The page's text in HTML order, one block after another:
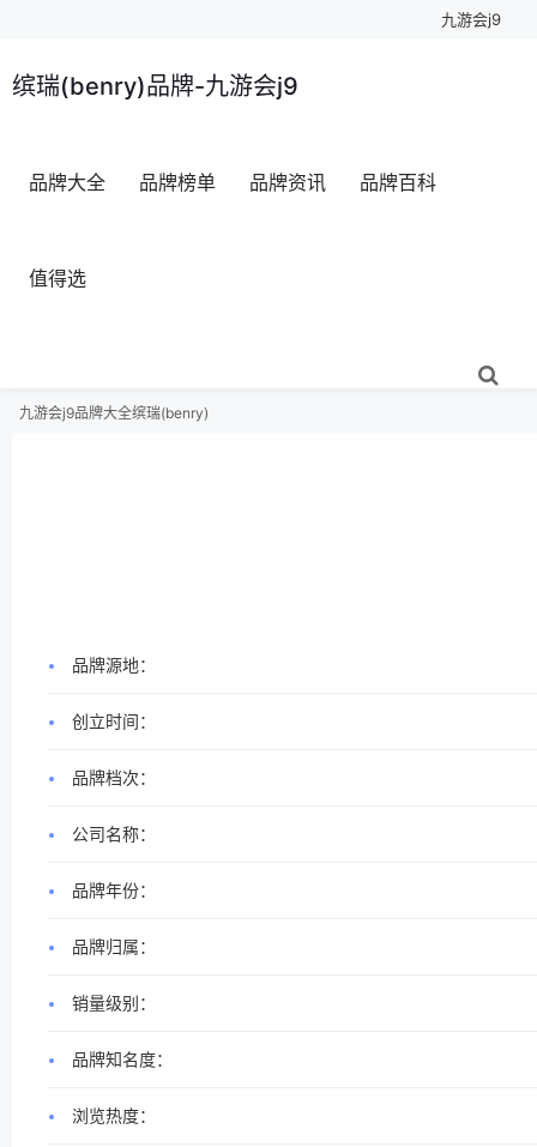
九游会j9
缤瑞(benry)品牌-九游会j9
品牌大全 品牌榜单 品牌资讯 品牌百科
值得选
九游会j9品牌大全缤瑞(benry)
品牌源地：
创立时间：
品牌档次：
公司名称：
品牌年份：
品牌归属：
销量级别：
品牌知名度：
浏览热度：